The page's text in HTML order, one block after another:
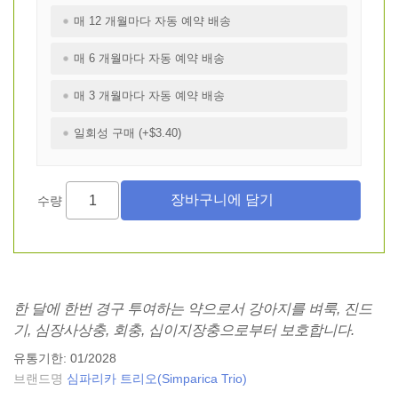
매 12 개월마다 자동 예약 배송
매 6 개월마다 자동 예약 배송
매 3 개월마다 자동 예약 배송
일회성 구매 (+$3.40)
수량
한 달에 한번 경구 투여하는 약으로서 강아지를 벼룩, 진드
기, 심장사상충, 회충, 십이지장충으로부터 보호합니다.
유통기한: 01/2028
브랜드명 심파리카 트리오(Simparica Trio)